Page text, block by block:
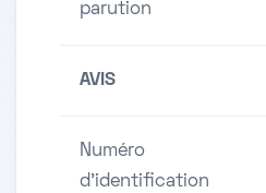
parution
AVIS
Numéro
d'identification